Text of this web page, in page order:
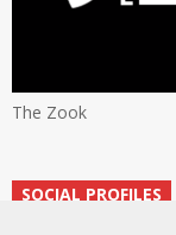
The Zook
SOCIAL PROFILES